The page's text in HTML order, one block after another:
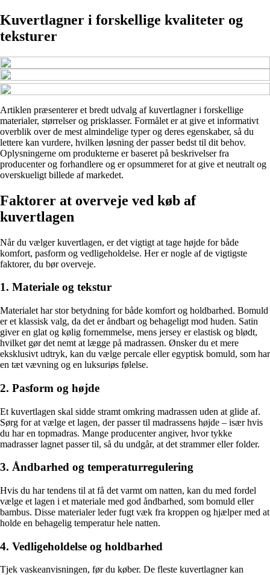
Kuvertlagner i forskellige kvaliteter og
teksturer
Artiklen præsenterer et bredt udvalg af kuvertlagner i forskellige
materialer, størrelser og prisklasser. Formålet er at give et informativt
overblik over de mest almindelige typer og deres egenskaber, så du
lettere kan vurdere, hvilken løsning der passer bedst til dit behov.
Oplysningerne om produkterne er baseret på beskrivelser fra
producenter og forhandlere og er opsummeret for at give et neutralt og
overskueligt billede af markedet.
Faktorer at overveje ved køb af
kuvertlagen
Når du vælger kuvertlagen, er det vigtigt at tage højde for både
komfort, pasform og vedligeholdelse. Her er nogle af de vigtigste
faktorer, du bør overveje.
1. Materiale og tekstur
Materialet har stor betydning for både komfort og holdbarhed. Bomuld
er et klassisk valg, da det er åndbart og behageligt mod huden. Satin
giver en glat og kølig fornemmelse, mens jersey er elastisk og blødt,
hvilket gør det nemt at lægge på madrassen. Ønsker du et mere
eksklusivt udtryk, kan du vælge percale eller egyptisk bomuld, som har
en tæt vævning og en luksuriøs følelse.
2. Pasform og højde
Et kuvertlagen skal sidde stramt omkring madrassen uden at glide af.
Sørg for at vælge et lagen, der passer til madrassens højde – især hvis
du har en topmadras. Mange producenter angiver, hvor tykke
madrasser lagnet passer til, så du undgår, at det strammer eller folder.
3. Åndbarhed og temperaturregulering
Hvis du har tendens til at få det varmt om natten, kan du med fordel
vælge et lagen i et materiale med god åndbarhed, som bomuld eller
bambus. Disse materialer leder fugt væk fra kroppen og hjælper med at
holde en behagelig temperatur hele natten.
4. Vedligeholdelse og holdbarhed
Tjek vaskeanvisningen, før du køber. De fleste kuvertlagner kan